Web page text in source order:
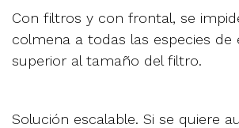
Con filtros y con frontal, se
colmena a todas las especies de
superior al tamaño del filtro.
Solución escalable. Si se quiere